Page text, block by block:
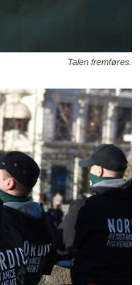
Talen fremføres.